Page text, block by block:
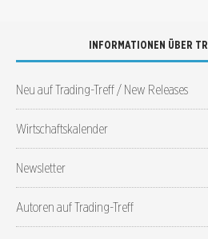
INFORMATIONEN ÜBER
Neu auf Trading-Treff / New Releases
Wirtschaftskalender
Newsletter
Autoren auf Trading-Treff